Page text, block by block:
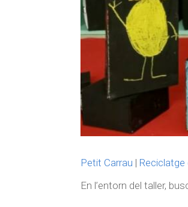
Petit Carrau | Reciclatge
En l’entorn del taller,